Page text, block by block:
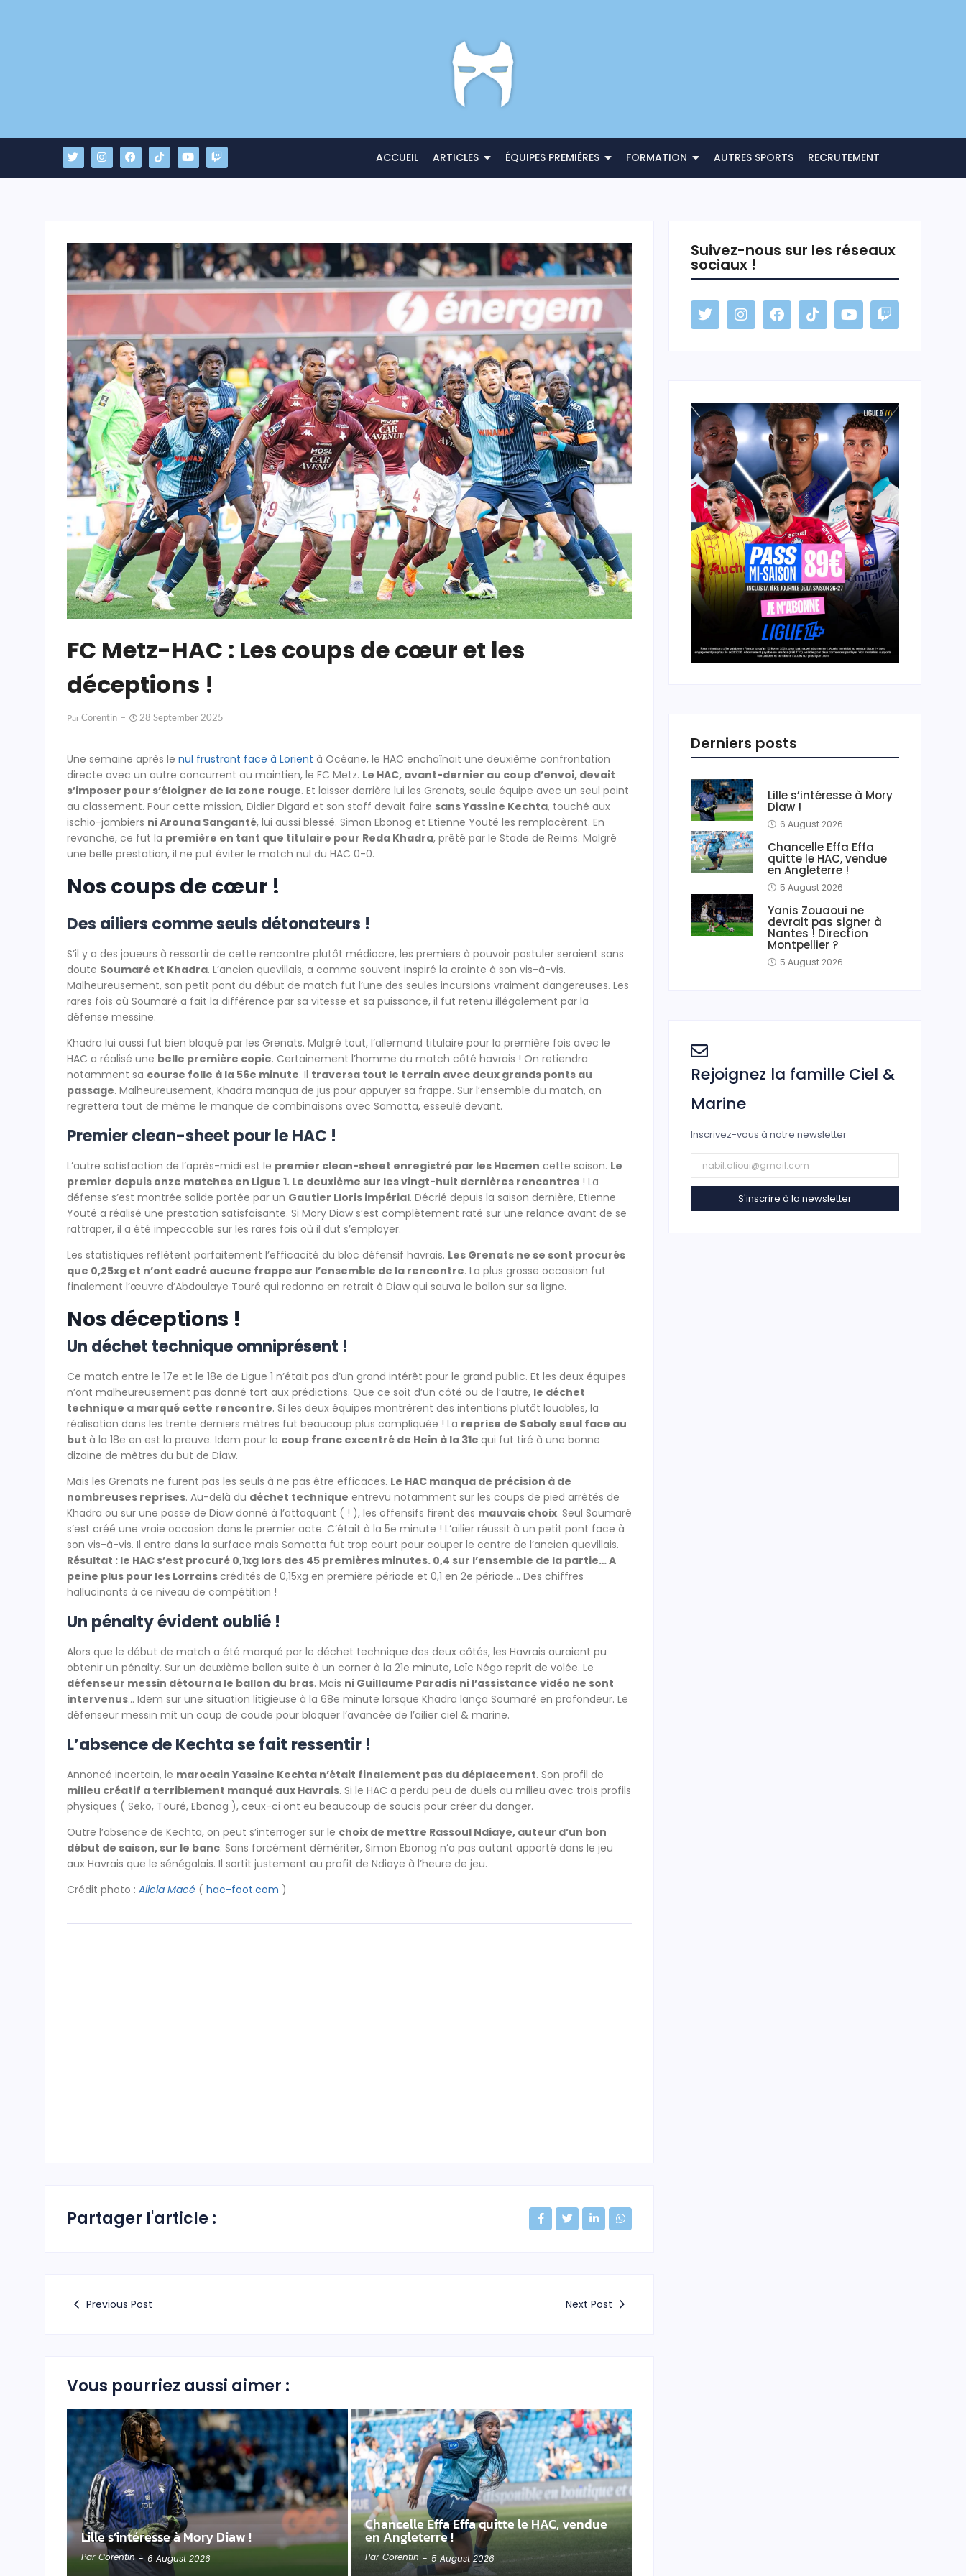
ACCUEIL ARTICLES ÉQUIPES PREMIÈRES FORMATION AUTRES SPORTS RECRUTEMENT
FC Metz-HAC : Les coups de cœur et les
déceptions !
ParCorentin 28 September 2025
Une semaine après le nul frustrant face à Lorient à Océane, le HAC enchaînait une deuxième confrontation
directe avec un autre concurrent au maintien, le FC Metz. Le HAC, avant-dernier au coup d’envoi, devait
s’imposer pour s’éloigner de la zone rouge. Et laisser derrière lui les Grenats, seule équipe avec un seul point
au classement. Pour cette mission, Didier Digard et son staff devait faire sans Yassine Kechta, touché aux
ischio-jambiers ni Arouna Sanganté, lui aussi blessé. Simon Ebonog et Etienne Youté les remplacèrent. En
revanche, ce fut la première en tant que titulaire pour Reda Khadra, prêté par le Stade de Reims. Malgré
une belle prestation, il ne put éviter le match nul du HAC 0-0.
Nos coups de cœur !
Des ailiers comme seuls détonateurs !
S’il y a des joueurs à ressortir de cette rencontre plutôt médiocre, les premiers à pouvoir postuler seraient sans
doute Soumaré et Khadra. L’ancien quevillais, a comme souvent inspiré la crainte à son vis-à-vis.
Malheureusement, son petit pont du début de match fut l’une des seules incursions vraiment dangereuses. Les
rares fois où Soumaré a fait la différence par sa vitesse et sa puissance, il fut retenu illégalement par la
défense messine.
Khadra lui aussi fut bien bloqué par les Grenats. Malgré tout, l’allemand titulaire pour la première fois avec le
HAC a réalisé une belle première copie. Certainement l’homme du match côté havrais ! On retiendra
notamment sa course folle à la 56e minute. Il traversa tout le terrain avec deux grands ponts au
passage. Malheureusement, Khadra manqua de jus pour appuyer sa frappe. Sur l’ensemble du match, on
regrettera tout de même le manque de combinaisons avec Samatta, esseulé devant.
Premier clean-sheet pour le HAC !
L’autre satisfaction de l’après-midi est le premier clean-sheet enregistré par les Hacmen cette saison. Le
premier depuis onze matches en Ligue 1. Le deuxième sur les vingt-huit dernières rencontres ! La
défense s’est montrée solide portée par un Gautier Lloris impérial. Décrié depuis la saison dernière, Etienne
Youté a réalisé une prestation satisfaisante. Si Mory Diaw s’est complètement raté sur une relance avant de se
rattraper, il a été impeccable sur les rares fois où il dut s’employer.
Les statistiques reflètent parfaitement l’efficacité du bloc défensif havrais. Les Grenats ne se sont procurés
que 0,25xg et n’ont cadré aucune frappe sur l’ensemble de la rencontre. La plus grosse occasion fut
finalement l’œuvre d’Abdoulaye Touré qui redonna en retrait à Diaw qui sauva le ballon sur sa ligne.
Nos déceptions !
Un déchet technique omniprésent !
Ce match entre le 17e et le 18e de Ligue 1 n’était pas d’un grand intérêt pour le grand public. Et les deux équipes
n’ont malheureusement pas donné tort aux prédictions. Que ce soit d’un côté ou de l’autre, le déchet
technique a marqué cette rencontre. Si les deux équipes montrèrent des intentions plutôt louables, la
réalisation dans les trente derniers mètres fut beaucoup plus compliquée ! La reprise de Sabaly seul face au
but à la 18e en est la preuve. Idem pour le coup franc excentré de Hein à la 31e qui fut tiré à une bonne
dizaine de mètres du but de Diaw.
Mais les Grenats ne furent pas les seuls à ne pas être efficaces. Le HAC manqua de précision à de
nombreuses reprises. Au-delà du déchet technique entrevu notamment sur les coups de pied arrêtés de
Khadra ou sur une passe de Diaw donné à l’attaquant ( ! ), les offensifs firent des mauvais choix. Seul Soumaré
s’est créé une vraie occasion dans le premier acte. C’était à la 5e minute ! L’ailier réussit à un petit pont face à
son vis-à-vis. Il entra dans la surface mais Samatta fut trop court pour couper le centre de l’ancien quevillais.
Résultat : le HAC s’est procuré 0,1xg lors des 45 premières minutes. 0,4 sur l’ensemble de la partie… A
peine plus pour les Lorrainscrédités de 0,15xg en première période et 0,1 en 2e période… Des chiffres
hallucinants à ce niveau de compétition !
Un pénalty évident oublié !
Alors que le début de match a été marqué par le déchet technique des deux côtés, les Havrais auraient pu
obtenir un pénalty. Sur un deuxième ballon suite à un corner à la 21e minute, Loïc Négo reprit de volée. Le
défenseur messin détourna le ballon du bras. Mais ni Guillaume Paradis ni l’assistance vidéo ne sont
intervenus… Idem sur une situation litigieuse à la 68e minute lorsque Khadra lança Soumaré en profondeur. Le
défenseur messin mit un coup de coude pour bloquer l’avancée de l’ailier ciel & marine.
L’absence de Kechta se fait ressentir !
Annoncé incertain, le marocain Yassine Kechta n’était finalement pas du déplacement. Son profil de
milieu créatif a terriblement manqué aux Havrais. Si le HAC a perdu peu de duels au milieu avec trois profils
physiques ( Seko, Touré, Ebonog ), ceux-ci ont eu beaucoup de soucis pour créer du danger.
Outre l’absence de Kechta, on peut s’interroger sur le choix de mettre Rassoul Ndiaye, auteur d’un bon
début de saison, sur le banc. Sans forcément démériter, Simon Ebonog n’a pas autant apporté dans le jeu
aux Havrais que le sénégalais. Il sortit justement au profit de Ndiaye à l’heure de jeu.
Crédit photo : Alicia Macé ( hac-foot.com )
Partager l'article :
Previous Post Next Post
Vous pourriez aussi aimer :
Lille s’intéresse à Mory Diaw !
Par Corentin - 6 August 2026
Chancelle Effa Effa quitte le HAC, vendue
en Angleterre !
Par Corentin - 5 August 2026
Suivez-nous sur les réseaux
sociaux !
Derniers posts
Lille s’intéresse à Mory
Diaw !
6 August 2026
Chancelle Effa Effa
quitte le HAC, vendue
en Angleterre !
5 August 2026
Yanis Zouaoui ne
devrait pas signer à
Nantes ! Direction
Montpellier ?
5 August 2026
Rejoignez la famille Ciel &
Marine
Inscrivez-vous à notre newsletter
S'inscrire à la newsletter